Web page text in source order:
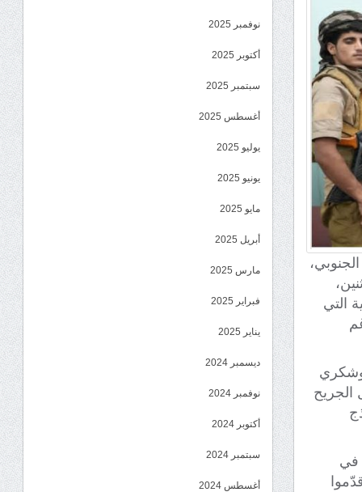
التي
وشكري
الجريح
في
نوفمبر 2025
أكتوبر 2025
سبتمبر 2025
أغسطس 2025
يوليو 2025
يونيو 2025
مايو 2025
أبريل 2025
مارس 2025
فبراير 2025
يناير 2025
ديسمبر 2024
نوفمبر 2024
أكتوبر 2024
سبتمبر 2024
أغسطس 2024